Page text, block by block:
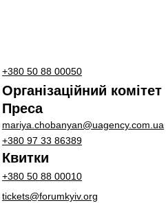
+380 50 88 00050
Організаційний комітет
Преса
mariya.chobanyan@uagency.com.ua
+380 97 33 86389
Квитки
+380 50 88 00010
tickets@forumkyiv.org